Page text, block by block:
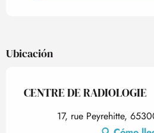
Ubicación
CENTRE DE RADIOLOGIE
17, rue Peyrehitte,